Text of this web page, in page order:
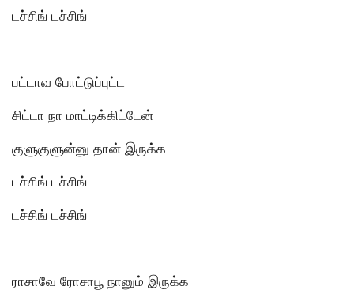
டச்சிங் டச்சிங்
பட்டாவ போட்டுப்புட்ட
சிட்டா நா மாட்டிக்கிட்டேன்
குளுகுளுன்னு தான் இருக்க
டச்சிங் டச்சிங்
டச்சிங் டச்சிங்
ராசாவே ரோசாபூ நானும் இருக்க